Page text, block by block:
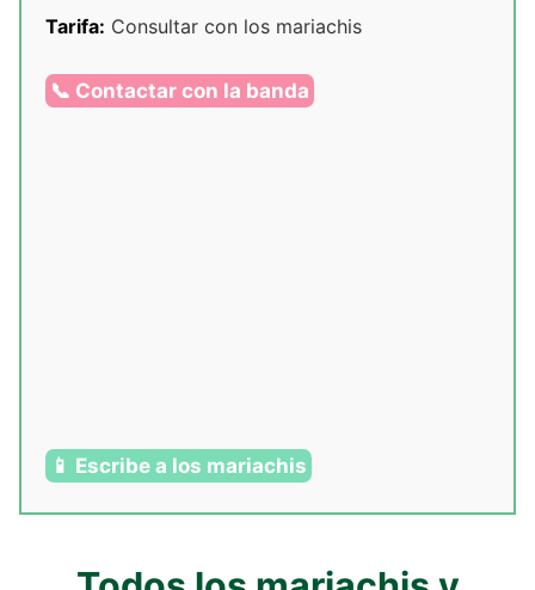
Tarifa: Consultar con los mariachis
📞 Contactar con la banda
📱 Escribe a los mariachis